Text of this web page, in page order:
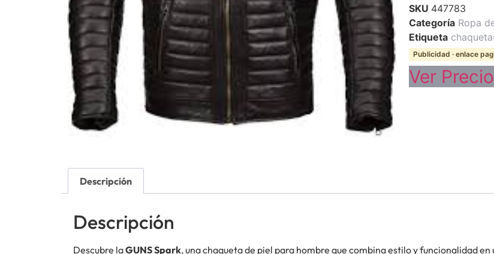
SKU 447783
Categoría Ropa
Etiqueta
Publicidad · enlace
Ver Precio
Descripción
Descripción
Descubre laGUNS Spark, una chaqueta de piel para hombre que combina estilo y funcionalidad